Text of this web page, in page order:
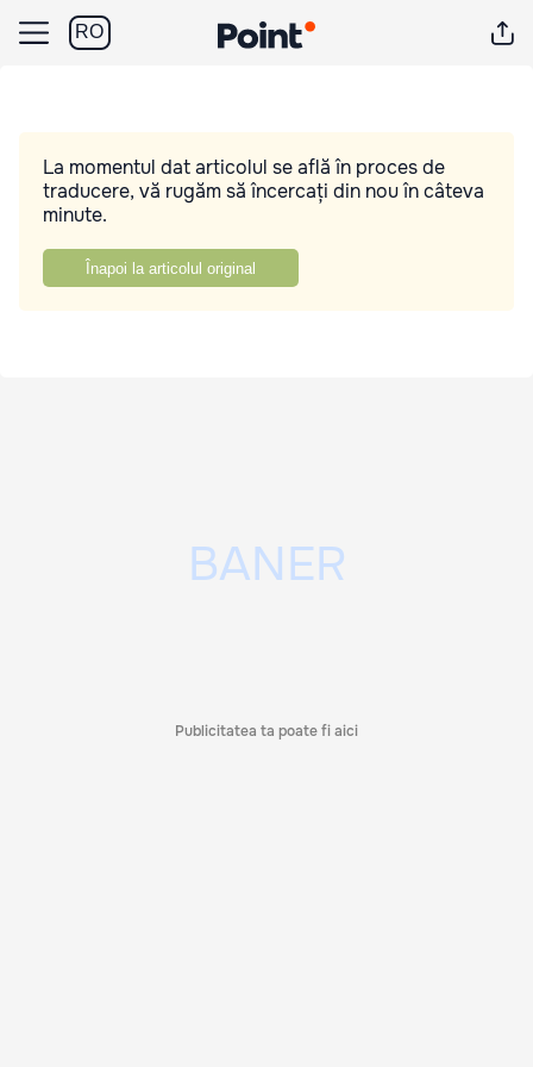
RO
La momentul dat articolul se află în proces de
traducere, vă rugăm să încercați din nou în câteva
minute.
Înapoi la articolul original
Publicitatea ta poate fi aici